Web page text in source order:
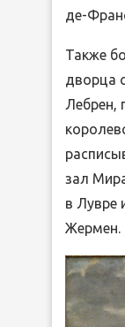
де-
Также
дворца
Лебрен,
зал
в Лувре
Жермен.